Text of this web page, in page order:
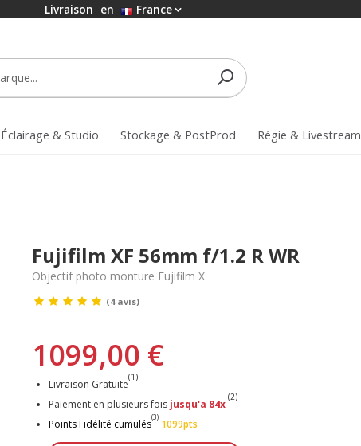
Livraison en France
Éclairage & Studio Stockage & PostProd Régie & Livestream
Fujifilm XF 56mm f/1.2 R WR
Objectif photo monture Fujifilm X
(4 avis)
1099,00 €
Livraison Gratuite
(1)
Paiement en plusieurs fois jusqu'a 84x
(2)
Points Fidélité cumulés
(3)
1099pts